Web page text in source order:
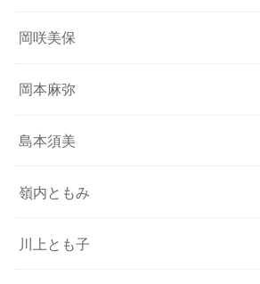
岡咲美保
岡本麻弥
島本須美
嶺内ともみ
川上とも子